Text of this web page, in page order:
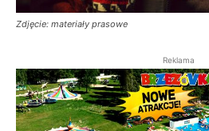
Zdjęcie: materiały prasowe
Reklama